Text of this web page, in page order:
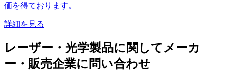
価を得ております。
詳細を見る
レーザー・光学製品に関してメーカ
ー・販売企業に問い合わせ